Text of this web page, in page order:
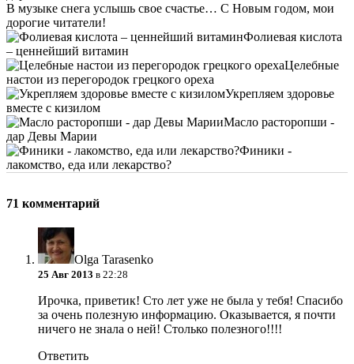
В музыке снега услышь свое счастье… С Новым годом, мои
дорогие читатели!
Фолиевая кислота
– ценнейший витамин
Целебные
настои из перегородок грецкого ореха
Укрепляем здоровье
вместе с кизилом
Масло расторопши -
дар Девы Марии
Финики -
лакомство, еда или лекарство?
71 комментарий
Olga Tarasenko
25 Авг 2013 в 22:28
Ирочка, приветик! Сто лет уже не была у тебя! Спасибо
за очень полезную информацию. Оказывается, я почти
ничего не знала о ней! Столько полезного!!!!
Ответить